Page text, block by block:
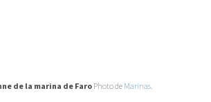
de la marina de FaroPhoto de Marinas.